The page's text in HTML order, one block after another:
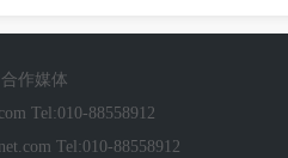
合作媒体
Tel:010-88558912
Tel:010-88558912